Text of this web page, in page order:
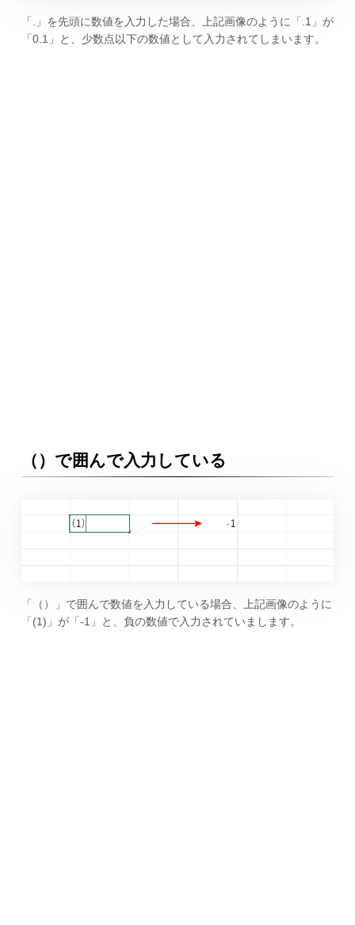
「.」を先頭に数値を入力した場合、上記画像のように「.1」が
「0.1」と、少数点以下の数値として入力されてしまいます。
（）で囲んで入力している
「（）」で囲んで数値を入力している場合、上記画像のように
「(1)」が「-1」と、負の数値で入力されていまします。